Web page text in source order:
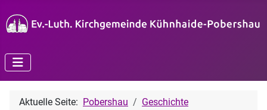
Aktuelle Seite: Pobershau
Geschichte